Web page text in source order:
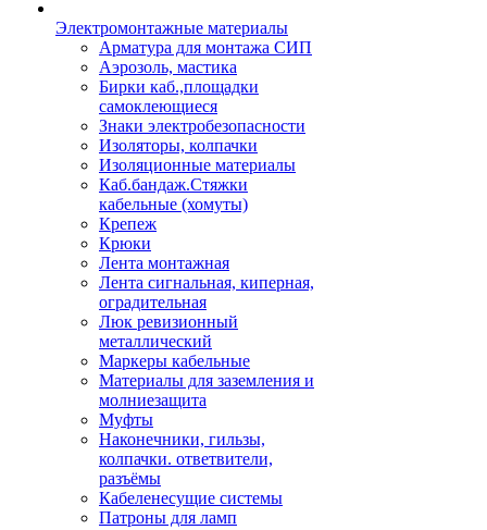
Электромонтажные материалы
Арматура для монтажа СИП
Аэрозоль, мастика
Бирки каб.,площадки
самоклеющиеся
Знаки электробезопасности
Изоляторы, колпачки
Изоляционные материалы
Каб.бандаж.Стяжки
кабельные (хомуты)
Крепеж
Крюки
Лента монтажная
Лента сигнальная, киперная,
оградительная
Люк ревизионный
металлический
Маркеры кабельные
Материалы для заземления и
молниезащита
Муфты
Наконечники, гильзы,
колпачки. ответвители,
разъёмы
Кабеленесущие системы
Патроны для ламп